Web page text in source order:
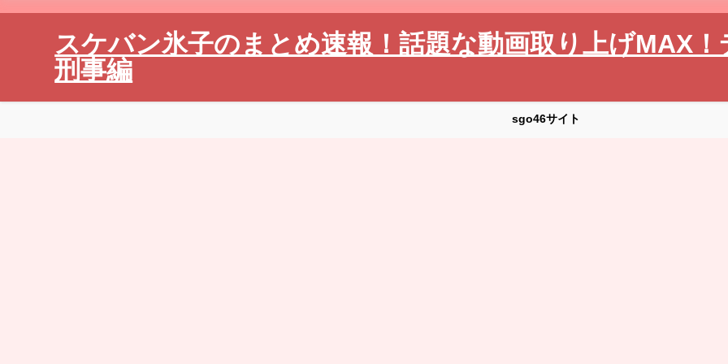
スケバン氷子のまとめ速報！話題な動画取り上げMAX
刑事編
sgo46サイト